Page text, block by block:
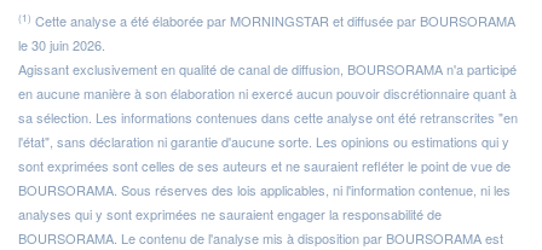
(1) Cette analyse a été élaborée par MORNINGSTAR et diffusée par BOURSORAMA
le 30 juin 2026.
Agissant exclusivement en qualité de canal de diffusion, BOURSORAMA n'a participé
en aucune manière à son élaboration ni exercé aucun pouvoir discrétionnaire quant à
sa sélection. Les informations contenues dans cette analyse ont été retranscrites "en
l'état", sans déclaration ni garantie d'aucune sorte. Les opinions ou estimations qui y
sont exprimées sont celles de ses auteurs et ne sauraient refléter le point de vue de
BOURSORAMA. Sous réserves des lois applicables, ni l'information contenue, ni les
analyses qui y sont exprimées ne sauraient engager la responsabilité de
BOURSORAMA. Le contenu de l'analyse mis à disposition par BOURSORAMA est